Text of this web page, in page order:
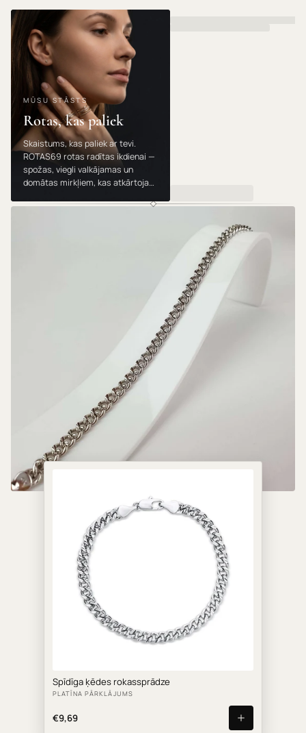
MŪSU STĀSTS
Rotas, kas paliek
Skaistums, kas paliek ar tevi.
ROTAS69 rotas radītas ikdienai —
spožas, viegli valkājamas un
domātas mirkļiem, kas atkārtojas.
gada.
Spīdīga ķēdes rokassprādze
PLATĪNA PĀRKLĀJUMS
€9,69